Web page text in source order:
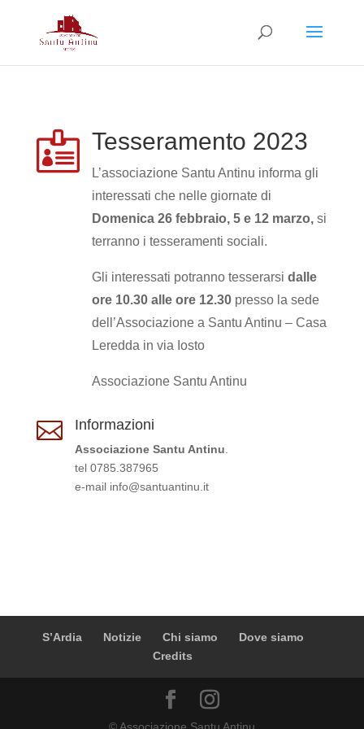
 Tesseramento 2023
L’associazione Santu Antinu informa gli
interessati che nelle giornate di
Domenica 26 febbraio, 5 e 12 marzo, si
terranno i tesseramenti sociali.
Gli interessati potranno tesserarsi dalle
ore 10.30 alle ore 12.30presso la sede
dell’Associazione a Santu Antinu – Casa
Leredda in via Iosto
Associazione Santu Antinu
 Informazioni
Associazione Santu Antinu
tel 0785.387965
e-mail info@santuantinu.it
S’Ardia Notizie Chi siamo
Dove siamo
Credits